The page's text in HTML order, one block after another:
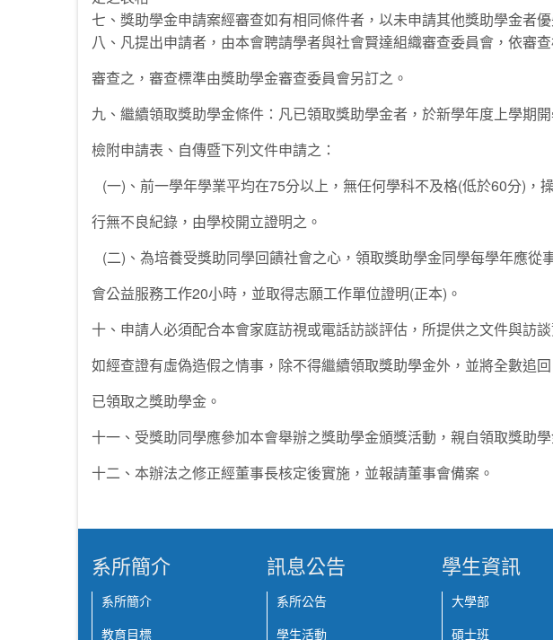
七、獎助學金申請案經審查如有相同條件者，以未申請其他獎助學金者優
八、凡提出申請者，由本會聘請學者與社會賢達組織審查委員會，依審
審查之，審查標準由獎助學金審查委員會另訂之。
九、繼續領取獎助學金條件：凡已領取獎助學金者，於新學年度上學期開
檢附申請表、自傳暨下列文件申請之：
(一)、前一學年學業平均在75分以上，無任何學科不及格(低於60分)，
行無不良紀錄，由學校開立證明之。
(二)、為培養受獎助同學回饋社會之心，領取獎助學金同學每學年應從
會公益服務工作20小時，並取得志願工作單位證明(正本)。
十、申請人必須配合本會家庭訪視或電話訪談評估，所提供之文件與訪
如經查證有虛偽造假之情事，除不得繼續領取獎助學金外，並將全數追回
已領取之獎助學金。
十一、受獎助同學應參加本會舉辦之獎助學金頒獎活動，親自領取獎助學
十二、本辦法之修正經董事長核定後實施，並報請董事會備案。
系所簡介
系所簡介
教育目標
訊息公告
系所公告
學生活動
學生資訊
大學部
碩士班